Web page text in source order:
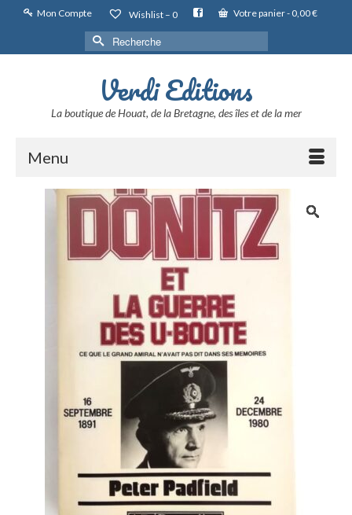
Mon Compte Wishlist – 0 Votre panier- 0,00€
Rechercher :
Verdi Editions
La boutique de Houat, de la Bretagne, des îles et de la mer
Menu